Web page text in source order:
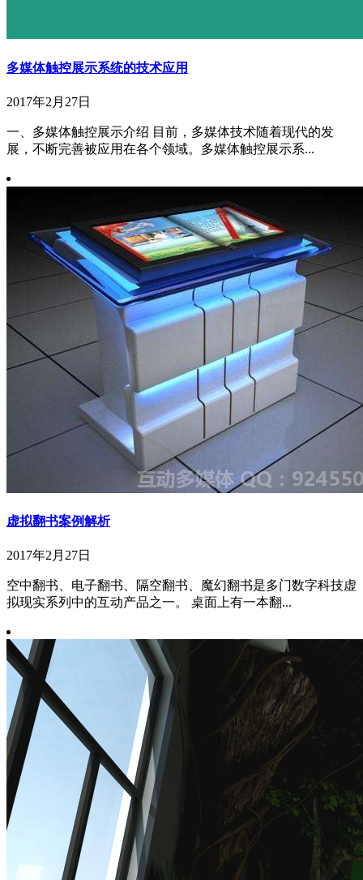
多媒体触控展示系统的技术应用
2017年2月27日
一、多媒体触控展示介绍 目前，多媒体技术随着现代的发
展，不断完善被应用在各个领域。多媒体触控展示系...
虚拟翻书案例解析
2017年2月27日
空中翻书、电子翻书、隔空翻书、魔幻翻书是多门数字科技虚
拟现实系列中的互动产品之一。 桌面上有一本翻...